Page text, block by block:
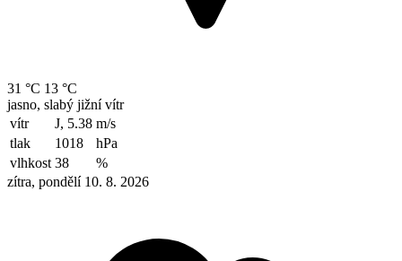
31 °C 13 °C
jasno, slabý jižní vítr
vítr
J, 5.38 m/s
tlak
1018
hPa
vlhkost 38
%
zítra, pondělí 10. 8. 2026